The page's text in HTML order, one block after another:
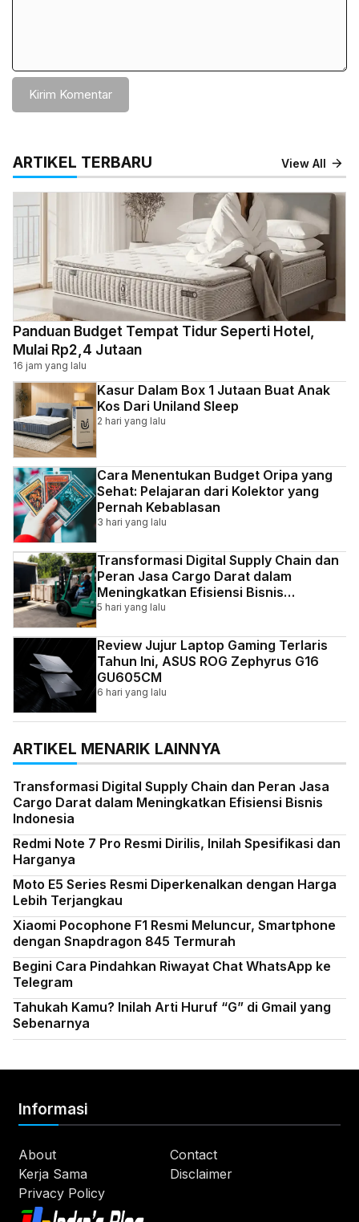
ARTIKEL TERBARU View All
Panduan Budget Tempat Tidur Seperti Hotel,
Mulai Rp2,4 Jutaan
16 jam yang lalu
Kasur Dalam Box 1 Jutaan Buat Anak
Kos Dari Uniland Sleep
2 hari yang lalu
Cara Menentukan Budget Oripa yang
Sehat: Pelajaran dari Kolektor yang
Pernah Kebablasan
3 hari yang lalu
Transformasi Digital Supply Chain dan
Peran Jasa Cargo Darat dalam
Meningkatkan Efisiensi Bisnis
Indonesia
5 hari yang lalu
Review Jujur Laptop Gaming Terlaris
Tahun Ini, ASUS ROG Zephyrus G16
GU605CM
6 hari yang lalu
ARTIKEL MENARIK LAINNYA
Transformasi Digital Supply Chain dan Peran Jasa
Cargo Darat dalam Meningkatkan Efisiensi Bisnis
Indonesia
Redmi Note 7 Pro Resmi Dirilis, Inilah Spesifikasi dan
Harganya
Moto E5 Series Resmi Diperkenalkan dengan Harga
Lebih Terjangkau
Xiaomi Pocophone F1 Resmi Meluncur, Smartphone
dengan Snapdragon 845 Termurah
Begini Cara Pindahkan Riwayat Chat WhatsApp ke
Telegram
Tahukah Kamu? Inilah Arti Huruf “G” di Gmail yang
Sebenarnya
Informasi
About
Contact
Kerja Sama
Disclaimer
Privacy Policy